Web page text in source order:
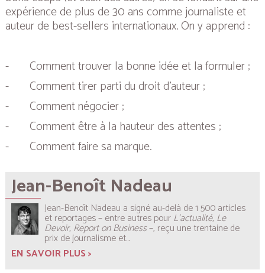
expérience de plus de 30 ans comme journaliste et
auteur de best-sellers internationaux. On y apprend :
-
Comment trouver la bonne idée et la formuler ;
-
Comment tirer parti du droit d’auteur ;
-
Comment négocier ;
-
Comment être à la hauteur des attentes ;
-
Comment faire sa marque.
Jean-Benoît Nadeau
Jean-Benoît Nadeau a signé au-delà de 1 500 articles
et reportages – entre autres pourL’actualité, Le
Devoir, Report on Business–, reçu une trentaine de
prix de journalisme et...
EN SAVOIR PLUS >